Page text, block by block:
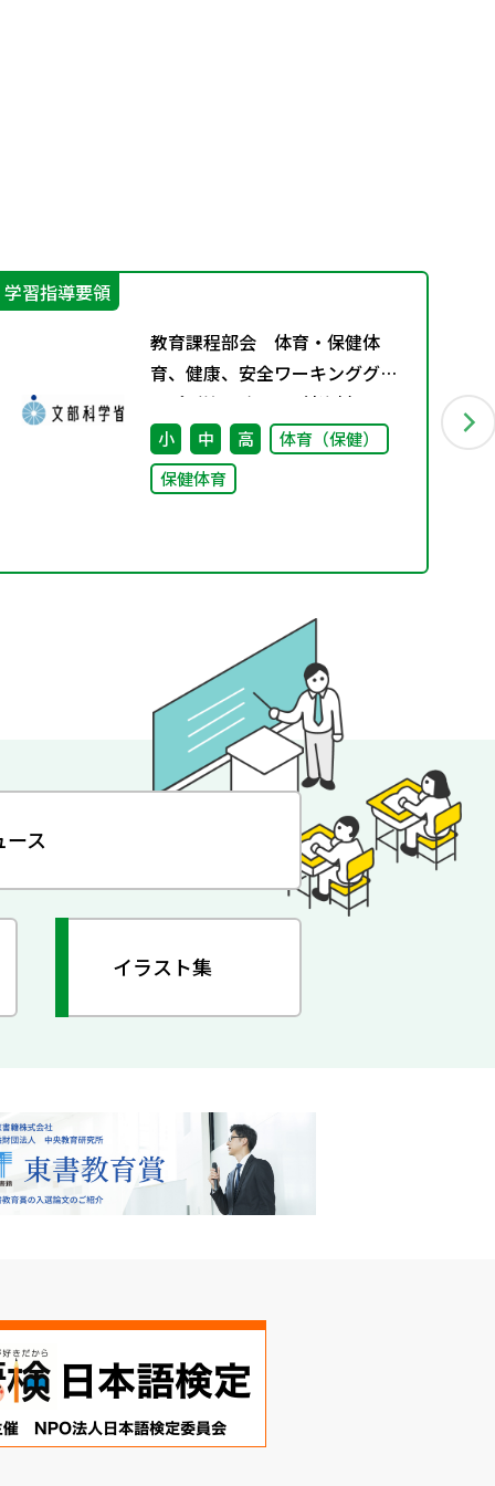
学習指導要領
教育課程部会 体育・保健体
育、健康、安全ワーキンググル
ープ（第6回） 配付資料
小 中 高
体育（保健）
保健体育
ース
イラスト集